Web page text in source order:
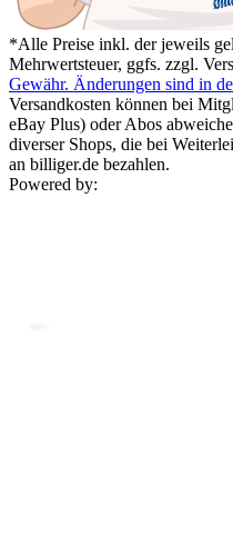
*Alle Preise inkl. der jeweils
Mehrwertsteuer, ggfs. zzgl.
Gewähr. Änderungen sind in
Versandkosten können bei
eBay Plus) oder Abos
diverser Shops, die bei
an billiger.de bezahlen.
Powered by: